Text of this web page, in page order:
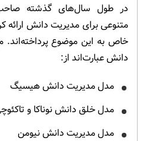
در طول سال‌های گذشته
متنوعی برای مدیریت دانش ارائه
خاص به این موضوع
دانش عبارت‌اند از:
مدل مدیریت دانش هیسیگ
مدل خلق دانش نوناکا و
مدل مدیریت دانش نیومن